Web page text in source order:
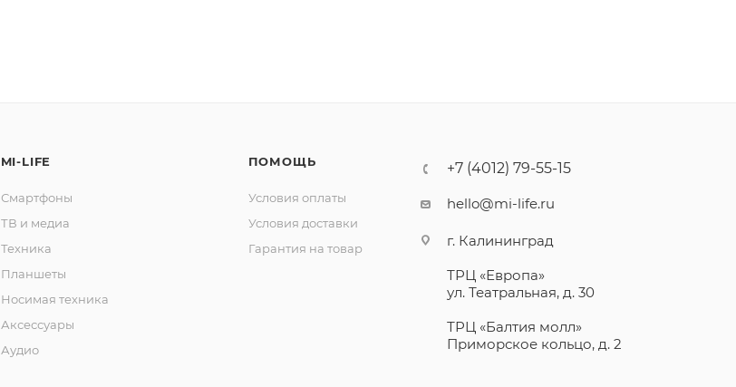
MI-LIFE
Смартфоны
ТВ и медиа
Техника
Планшеты
Носимая техника
Аксессуары
Аудио
ПОМОЩЬ
Условия оплаты
Условия доставки
Гарантия на товар
+7 (4012) 79-55-15
hello@mi-life.ru
г. Калининград
ТРЦ «Европа»
ул. Театральная, д. 30
ТРЦ «Балтия молл»
Приморское кольцо, д. 2
раз в 2
8 800 302-02-51